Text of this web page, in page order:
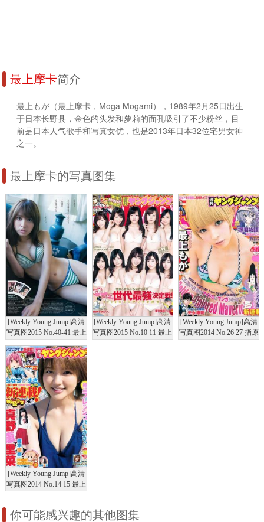
最上摩卡简介
最上もが（最上摩卡，Moga Mogami），1989年2月25日出生
于日本长野县，金色的头发和萝莉的面孔吸引了不少粉丝，目
前是日本人气歌手和写真女优，也是2013年日本32位宅男女神
之一。
最上摩卡的写真图集
[Weekly Young Jump]高清
写真图2015 No.40-41 最上
原令子
[Weekly Young Jump]高清
写真图2015 No.10 11 最上
[Weekly Young Jump]高清
写真图2014 No.26 27 指原
[Weekly Young Jump]高清
写真图2014 No.14 15 最上
河优菜
你可能感兴趣的其他图集